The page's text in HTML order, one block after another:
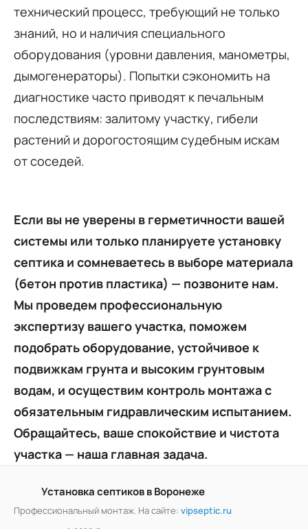
технический процесс, требующий не только
знаний, но и наличия специального
оборудования (уровни давления, манометры,
дымогенераторы). Попытки сэкономить на
диагностике часто приводят к печальным
последствиям: залитому участку, гибели
растений и дорогостоящим судебным искам
от соседей.
Если вы не уверены в герметичности вашей
системы или только планируете установку
септика и сомневаетесь в выборе материала
(бетон против пластика) — позвоните нам.
Мы проведем профессиональную
экспертизу вашего участка, поможем
подобрать оборудование, устойчивое к
подвижкам грунта и высоким грунтовым
водам, и осуществим контроль монтажа с
обязательным гидравлическим испытанием.
Обращайтесь, ваше спокойствие и чистота
участка — наша главная задача.
Установка септиков в Воронеже
Профессиональный монтаж. На сайте: vipseptic.ru